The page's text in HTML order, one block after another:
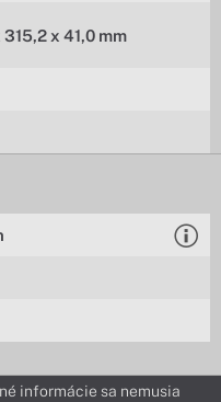
x 41,0 mm
informácie sa nemusia